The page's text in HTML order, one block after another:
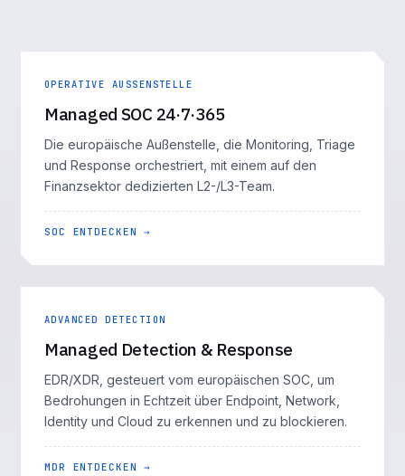
OPERATIVE AUSSENSTELLE
Managed SOC 24·7·365
Die europäische Außenstelle, die Monitoring, Triage
und Response orchestriert, mit einem auf den
Finanzsektor dedizierten L2-/L3-Team.
SOC ENTDECKEN →
ADVANCED DETECTION
Managed Detection & Response
EDR/XDR, gesteuert vom europäischen SOC, um
Bedrohungen in Echtzeit über Endpoint, Network,
Identity und Cloud zu erkennen und zu blockieren.
MDR ENTDECKEN →